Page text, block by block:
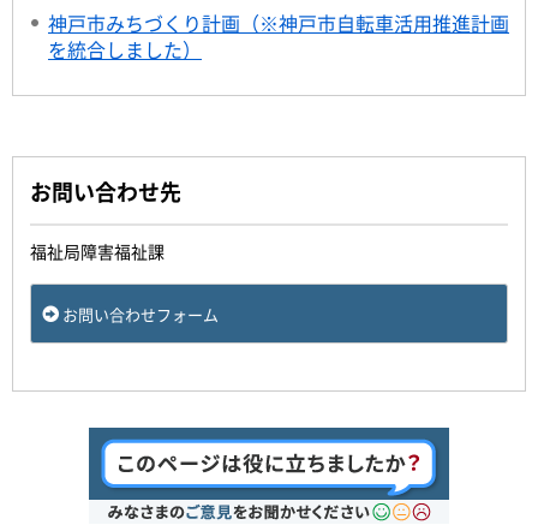
神戸市みちづくり計画（※神戸市自転車活用推進計画
を統合しました）
お問い合わせ先
福祉局障害福祉課
お問い合わせフォーム